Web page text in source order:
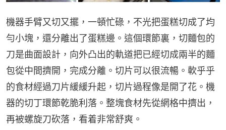
機器手臂又切又擺，一頓忙碌，不光把蛋糕切成了均
勻小塊，還分離出了蛋糕邊。這個環節裏，切麵包的
刀是曲面設計，向外凸出的軌道把已經切成兩半的麵
包從中間擠開，完成分離。切片可以很流暢。軟乎乎
的食材經過刀片緩緩升起，切片過程像是開了花。機
器的切丁環節乾脆利落。整塊食材先從網格中擠出，
再被螺旋刀砍落，看着非常舒爽。